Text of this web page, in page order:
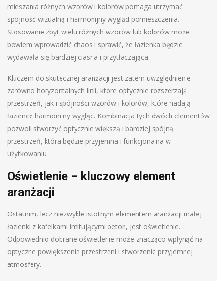
mieszania różnych wzorów i kolorów pomaga utrzymać
spójność wizualną i harmonijny wygląd pomieszczenia.
Stosowanie zbyt wielu różnych wzorów lub kolorów może
bowiem wprowadzić chaos i sprawić, że łazienka będzie
wydawała się bardziej ciasna i przytłaczająca.
Kluczem do skutecznej aranżacji jest zatem uwzględnienie
zarówno horyzontalnych linii, które optycznie rozszerzają
przestrzeń, jak i spójności wzorów i kolorów, które nadają
łazience harmonijny wygląd. Kombinacja tych dwóch elementów
pozwoli stworzyć optycznie większą i bardziej spójną
przestrzeń, która będzie przyjemna i funkcjonalna w
użytkowaniu.
Oświetlenie – kluczowy element
aranżacji
Ostatnim, lecz niezwykle istotnym elementem aranżacji małej
łazienki z kafelkami imitującymi beton, jest oświetlenie.
Odpowiednio dobrane oświetlenie może znacząco wpłynąć na
optyczne powiększenie przestrzeni i stworzenie przyjemnej
atmosfery.